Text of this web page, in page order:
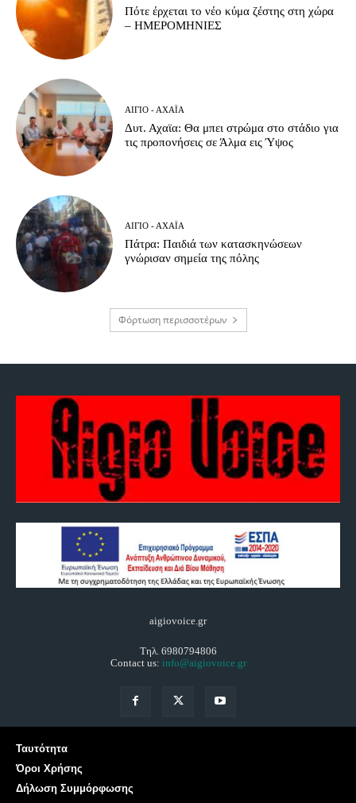
Πότε έρχεται το νέο κύμα ζέστης στη χώρα
– ΗΜΕΡΟΜΗΝΙΕΣ
ΑΊΓΙΟ - ΑΧΑΪ́Α
Δυτ. Αχαϊα: Θα μπει στρώμα στο στάδιο για
τις προπονήσεις σε Άλμα εις Ύψος
ΑΊΓΙΟ - ΑΧΑΪ́Α
Πάτρα: Παιδιά των κατασκηνώσεων
γνώρισαν σημεία της πόλης
Φόρτωση περισσοτέρων
aigiovoice.gr
Τηλ. 6980794806
Contact us: info@aigiovoice.gr
Ταυτότητα
Όροι Χρήσης
Δήλωση Συμμόρφωσης